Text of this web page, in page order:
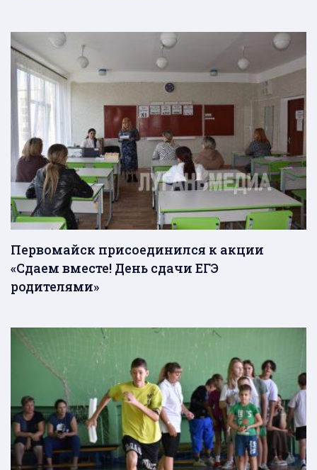
Первомайск присоединился к акции
«Сдаем вместе! День сдачи ЕГЭ
родителями»